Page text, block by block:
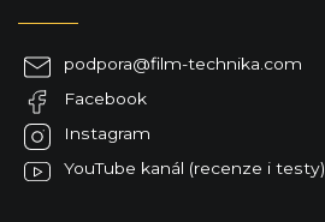
podpora@film-technika.com
Facebook
Instagram
YouTube kanál (recenze i testy)